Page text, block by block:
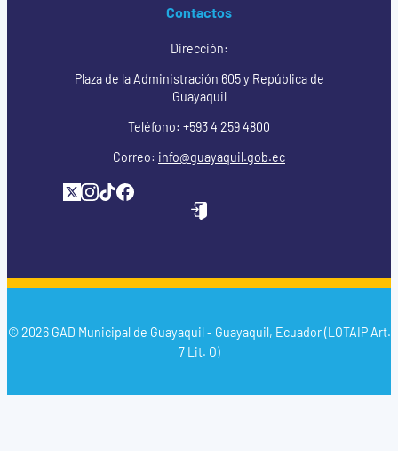
Contactos
Dirección:
Plaza de la Administración 605 y República de
Guayaquil
Teléfono: +593 4 259 4800
Correo: info@guayaquil.gob.ec
© 2026 GAD Municipal de Guayaquil - Guayaquil, Ecuador (LOTAIP Art.
7 Lit. O)